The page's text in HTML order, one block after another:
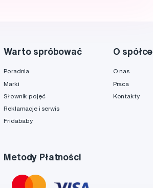
Warto spróbować
Poradnia
Marki
Słownik pojęć
Reklamacje i serwis
Fridababy
O spółce
O nas
Praca
Kontakty
Metody Płatności